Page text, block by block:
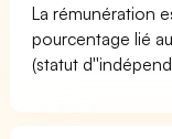
La rémunération
pourcentage lié
(statut